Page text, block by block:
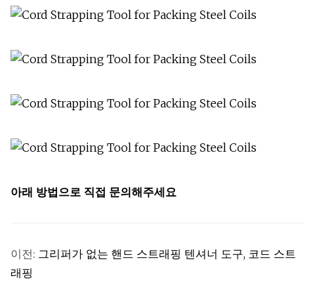
아래 방법으로 직접 문의해주세요
이전: 그리퍼가 없는 핸드 스트래핑 텐셔너 도구, 코드 스트
래핑